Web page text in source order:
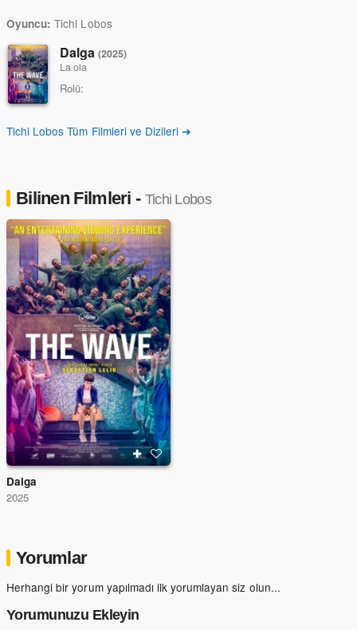
Oyuncu: Tichi Lobos
Dalga(2025)
La ola
Rolü:
Tichi Lobos Tüm Filmleri ve Dizileri ➔
Bilinen Filmleri - Tichi Lobos
Dalga
2025
Yorumlar
Herhangi bir yorum yapılmadı ilk yorumlayan siz olun...
Yorumunuzu Ekleyin